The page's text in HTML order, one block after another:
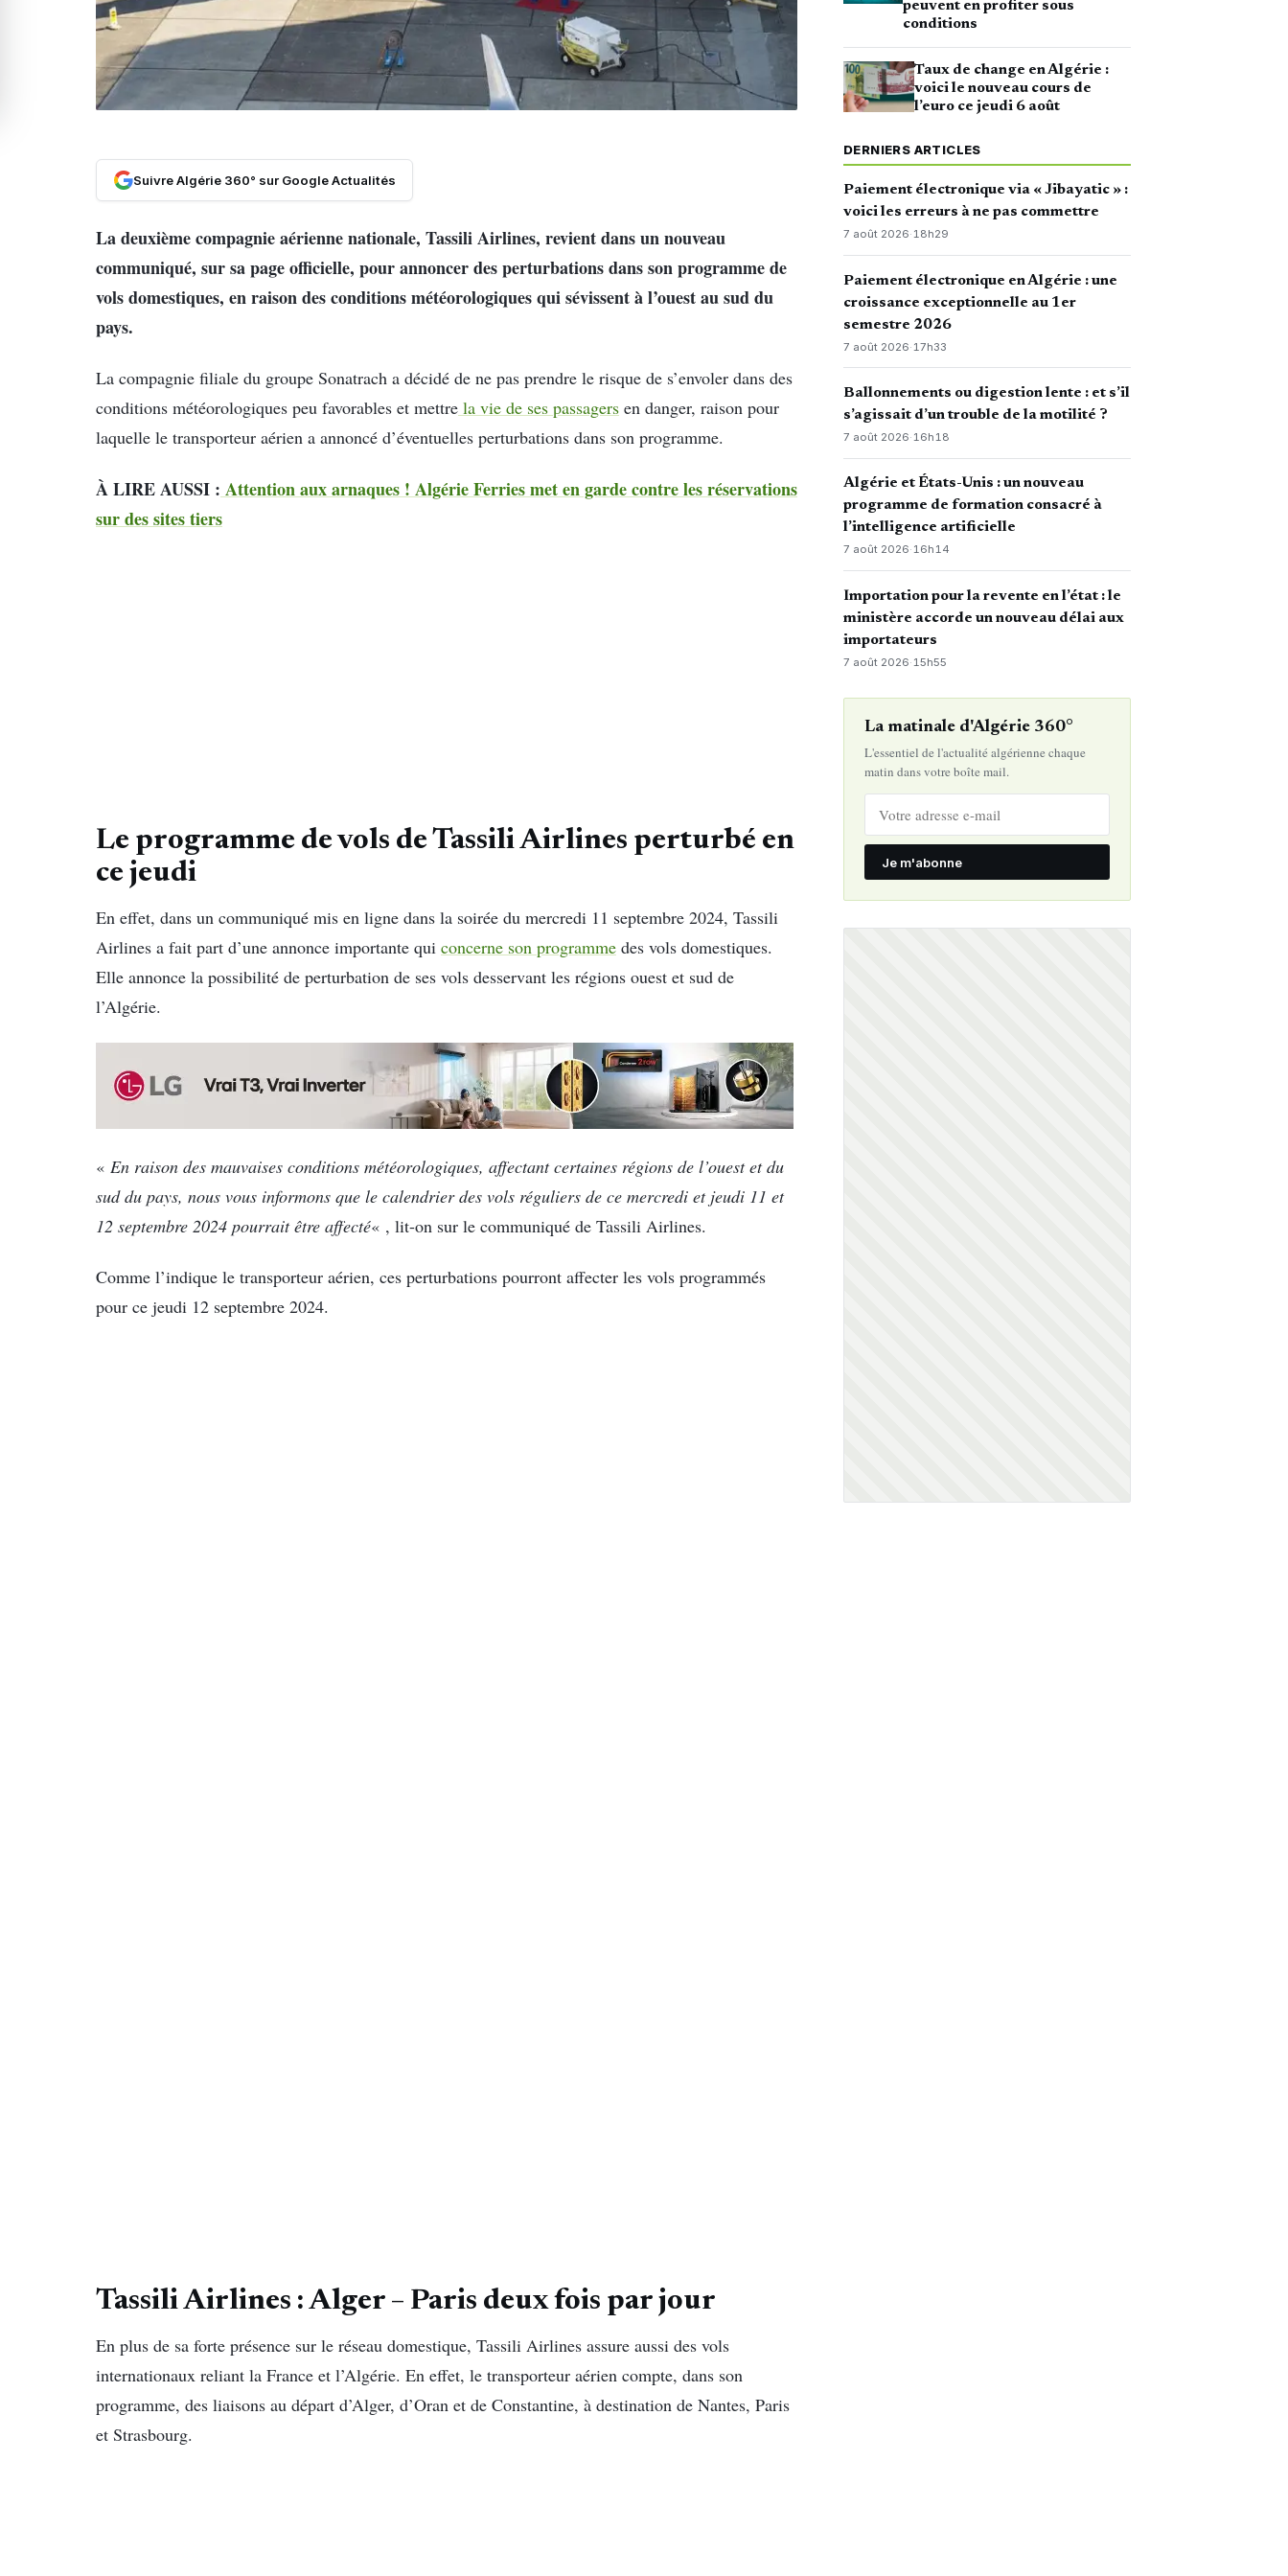
Suivre Algérie 360° sur Google Actualités
La deuxième compagnie aérienne nationale, Tassili Airlines, revient dans un nouveau
communiqué, sur sa page officielle, pour annoncer des perturbations dans son programme de
vols domestiques, en raison des conditions météorologiques qui sévissent à l’ouest au sud du
pays.
La compagnie filiale du groupe Sonatrach a décidé de ne pas prendre le risque de s’envoler dans des
conditions météorologiques peu favorables et mettre la vie de ses passagers en danger, raison pour
laquelle le transporteur aérien a annoncé d’éventuelles perturbations dans son programme.
À LIRE AUSSI : Attention aux arnaques ! Algérie Ferries met en garde contre les réservations
sur des sites tiers
Le programme de vols de Tassili Airlines perturbé en
ce jeudi
En effet, dans un communiqué mis en ligne dans la soirée du mercredi 11 septembre 2024, Tassili
Airlines a fait part d’une annonce importante qui concerne son programme des vols domestiques.
Elle annonce la possibilité de perturbation de ses vols desservant les régions ouest et sud de
l’Algérie.
« En raison des mauvaises conditions météorologiques, affectant certaines régions de l’ouest et du
sud du pays, nous vous informons que le calendrier des vols réguliers de ce mercredi et jeudi 11 et
12 septembre 2024 pourrait être affecté« , lit-on sur le communiqué de Tassili Airlines.
Comme l’indique le transporteur aérien, ces perturbations pourront affecter les vols programmés
pour ce jeudi 12 septembre 2024.
Tassili Airlines : Alger – Paris deux fois par jour
En plus de sa forte présence sur le réseau domestique, Tassili Airlines assure aussi des vols
internationaux reliant la France et l’Algérie. En effet, le transporteur aérien compte, dans son
programme, des liaisons au départ d’Alger, d’Oran et de Constantine, à destination de Nantes, Paris
et Strasbourg.
peuvent en profiter sous
conditions
Taux de change en Algérie :
voici le nouveau cours de
l’euro ce jeudi 6 août
DERNIERS ARTICLES
Paiement électronique via « Jibayatic » :
voici les erreurs à ne pas commettre
7 août 2026·18h29
Paiement électronique en Algérie : une
croissance exceptionnelle au 1er
semestre 2026
7 août 2026· 17h33
Ballonnements ou digestion lente : et s’il
s’agissait d’un trouble de la motilité ?
7 août 2026·16h18
Algérie et États-Unis : un nouveau
programme de formation consacré à
l’intelligence artificielle
7 août 2026·16h14
Importation pour la revente en l’état : le
ministère accorde un nouveau délai aux
importateurs
7 août 2026· 15h55
La matinale d'Algérie 360°
L'essentiel de l'actualité algérienne chaque
matin dans votre boîte mail.
Je m'abonne